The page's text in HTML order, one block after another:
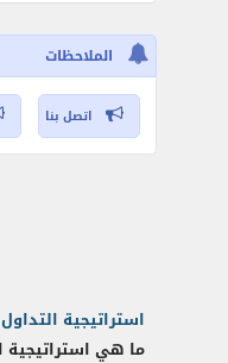
الملاحظات
اتصل بنا
استراتيجية
ما هي استراتيجية